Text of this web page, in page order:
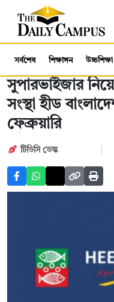
সর্বশেষ শিক্ষাঙ্গন উচ্চশিক্ষা
সুপারভাইজার
সংস্থা হীড
ফেব্রুয়ারি
টিডিসি ডেস্ক